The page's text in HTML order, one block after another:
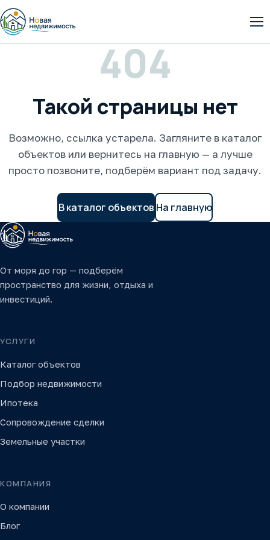
404
Такой страницы нет
Возможно, ссылка устарела. Загляните в каталог
объектов или вернитесь на главную — а лучше
просто позвоните, подберём вариант под задачу.
В каталог объектов На главную
От моря до гор — подберём
пространство для жизни, отдыха и
инвестиций.
УСЛУГИ
Каталог объектов
Подбор недвижимости
Ипотека
Сопровождение сделки
Земельные участки
КОМПАНИЯ
О компании
Блог